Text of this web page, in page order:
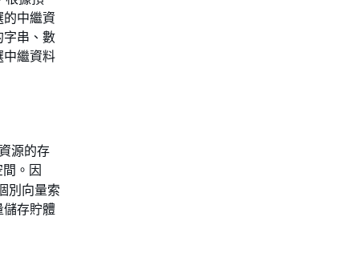
中繼資
字串、數
中繼資料
源的存
。因
別向量索
儲存貯體